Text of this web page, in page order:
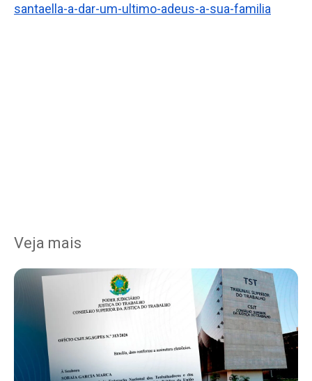
santaella-a-dar-um-ultimo-adeus-a-sua-familia
Veja mais